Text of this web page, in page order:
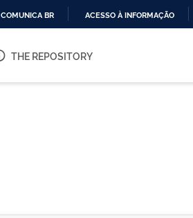
O
COMUNICA BR ACESSO À INFORMAÇÃO
THE REPOSITORY